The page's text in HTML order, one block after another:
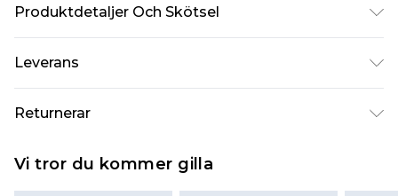
Produktdetaljer Och Skötsel
Leverans
Standardleverans Sverige
kr80
Expressleverans Sverige
Returnerar
på dig att skicka tillbaka något från den dag du
Vi tror du kommer gilla